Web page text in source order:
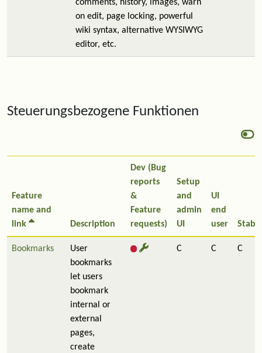
comments, history, images, warn
on edit, page locking, powerful
wiki syntax, alternative WYSIWYG
editor, etc.
Steuerungsbezogene Funktionen
Feature
name and
link
Description
Dev (Bug
reports
&
Feature
requests)
Setup
and
admin
UI
UI
end
user
Bookmarks
User
bookmarks
let users
bookmark
internal or
external
pages,
create
C C C